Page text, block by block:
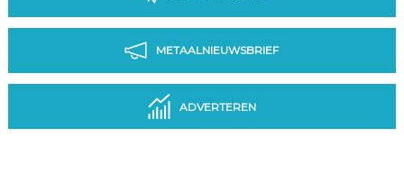
METAALNIEUWSBRIEF
ADVERTEREN